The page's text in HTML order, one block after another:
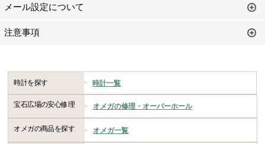
メール設定について
注意事項
時計を探す 時計一覧
宝石広場の安心修理 オメガの修理・オーバーホール
オメガの商品を探す オメガ一覧